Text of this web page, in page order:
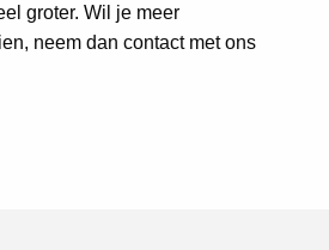
groter. Wil je meer
neem dan contact met ons